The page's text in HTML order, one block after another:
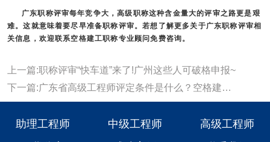
广东职称评审每年竞争大，高级职称这种含金量大的评审之路更是艰
难。这就意味着要尽早准备职称评审。若想了解更多关于广东职称评审相
关信息，欢迎联系空格建工职称专业顾问免费咨询。
上一篇:职称评审“快车道”来了!广州这些人可破格申报~
下一篇:广东省高级工程师评定条件是什么？空格建工职称详解
助理工程师 中级工程师
高级工程师